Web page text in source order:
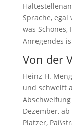
Sprache,
was
Anregendes
Von der
Heinz H.
und schweift
Dezember,
Platzer,